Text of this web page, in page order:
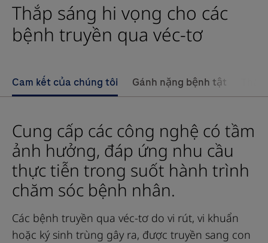
Thắp sáng hi vọng cho các
bệnh truyền qua véc-tơ
Cam kết của chúng tôi Gánh nặng bệnh tật
Cung cấp các công nghệ có tầm
ảnh hưởng, đáp ứng nhu cầu
thực tiễn trong suốt hành trình
chăm sóc bệnh nhân.
Các bệnh truyền qua véc-tơ do vi rút, vi khuẩn
hoặc ký sinh trùng gây ra, được truyền sang con